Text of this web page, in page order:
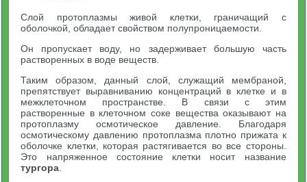
Слой протоплазмы живой клетки, граничащий с
оболочкой, обладает свойством полупроницаемости.
Он пропускает воду, но задерживает большую часть
растворенных в воде веществ.
Таким образом, данный слой, служащий мембраной,
препятствует выравниванию концентраций в клетке и в
межклеточном пространстве. В связи с этим
растворенные в клеточном соке вещества оказывают на
протоплазму осмотическое давление. Благодаря
осмотическому давлению протоплазма плотно прижата к
оболочке клетки, которая растягивается во все стороны.
Это напряженное состояние клетки носит название
тургора